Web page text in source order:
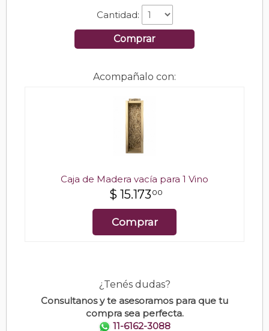
Cantidad:
Comprar
Acompañalo con:
Caja de Madera vacía para 1 Vino
$ 15.173 00
Comprar
¿Tenés dudas?
Consultanos y te asesoramos para que tu
compra sea perfecta.
11-6162-3088